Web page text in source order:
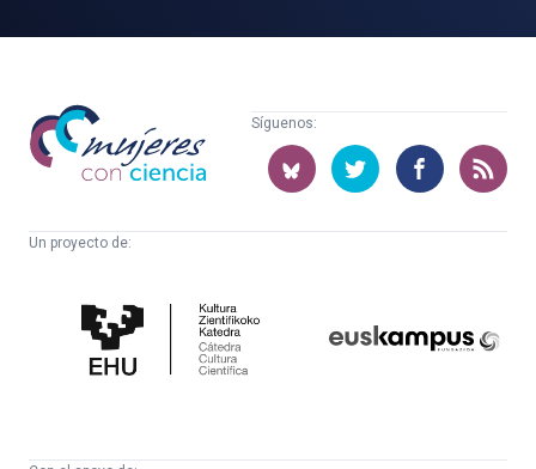
Mujeres
con
ciencia
Síguenos:
Un proyecto de:
Cultura
Científica